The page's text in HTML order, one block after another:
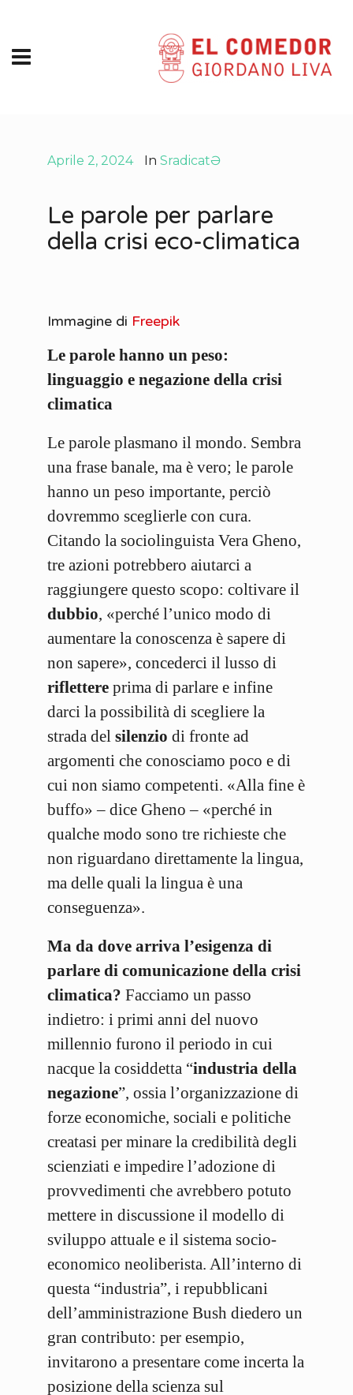
Aprile 2, 2024 In SradicatƏ
Le parole per parlare
della crisi eco-climatica
Immagine di Freepik
Le parole hanno un peso:
linguaggio e negazione della crisi
climatica
Le parole plasmano il mondo. Sembra
una frase banale, ma è vero; le parole
hanno un peso importante, perciò
dovremmo sceglierle con cura.
Citando la sociolinguista Vera Gheno,
tre azioni potrebbero aiutarci a
raggiungere questo scopo: coltivare il
dubbio, «perché l’unico modo di
aumentare la conoscenza è sapere di
non sapere», concederci il lusso di
riflettere prima di parlare e infine
darci la possibilità di scegliere la
strada del silenzio di fronte ad
argomenti che conosciamo poco e di
cui non siamo competenti. «Alla fine è
buffo» – dice Gheno – «perché in
qualche modo sono tre richieste che
non riguardano direttamente la lingua,
ma delle quali la lingua è una
conseguenza».
Ma da dove arriva l’esigenza di
parlare di comunicazione della crisi
climatica? Facciamo un passo
indietro: i primi anni del nuovo
millennio furono il periodo in cui
nacque la cosiddetta “industria della
negazione”, ossia l’organizzazione di
forze economiche, sociali e politiche
creatasi per minare la credibilità degli
scienziati e impedire l’adozione di
provvedimenti che avrebbero potuto
mettere in discussione il modello di
sviluppo attuale e il sistema socio-
economico neoliberista. All’interno di
questa “industria”, i repubblicani
dell’amministrazione Bush diedero un
gran contributo: per esempio,
invitarono a presentare come incerta la
posizione della scienza sul